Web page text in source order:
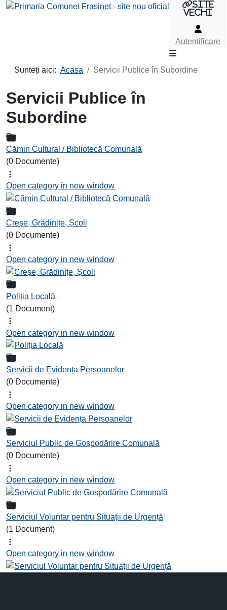
site
vechi
Autentificare
Sunteți aici: Acasa Servicii Publice în Subordine
Servicii Publice în
Subordine
Cămin Cultural / Bibliotecă Comunală
(0 Documente)
Open category in new window
Creșe, Grădinițe, Școli
(0 Documente)
Open category in new window
Poliția Locală
(1 Document)
Open category in new window
Servicii de Evidența Persoanelor
(0 Documente)
Open category in new window
Serviciul Public de Gospodărire Comunală
(0 Documente)
Open category in new window
Serviciul Voluntar pentru Situații de Urgență
(1 Document)
Open category in new window